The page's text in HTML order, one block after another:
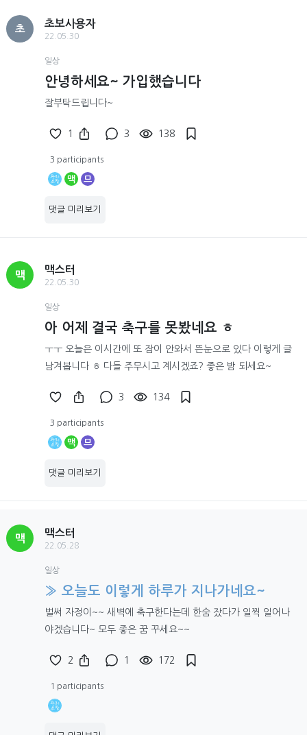
초
초보사용자
22.05.30
일상
안녕하세요~ 가입했습니다
잘부탁드립니다~
1 3 138
3 participants
맥 므
댓글 미리보기
맥
맥스터
22.05.30
일상
아 어제 결국 축구를 못봤네요 ㅎ
ㅜㅜ 오늘은 이시간에 또 잠이 안와서 뜬눈으로 있다 이렇게 글
남겨봅니다 ㅎ 다들 주무시고 계시겠죠? 좋은 밤 되세요~
3 134
3 participants
맥 므
댓글 미리보기
맥
맥스터
22.05.28
일상
» 오늘도 이렇게 하루가 지나가네요~
벌써 자정이~~ 새벽에 축구한다는데 한숨 잤다가 일찍 일어나
야겠습니다~ 모두 좋은 꿈 꾸세요~~
2 1 172
1 participants